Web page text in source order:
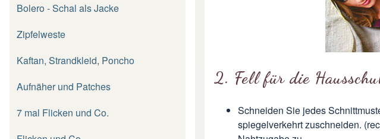
Bolero - Schal als Jacke
Zipfelweste
Kaftan, Strandkleid, Poncho
Aufnäher und Patches
7 mal Flicken und Co.
2. Fell für die
Schneiden Sie jedes
spiegelverkehrt zuschneiden.